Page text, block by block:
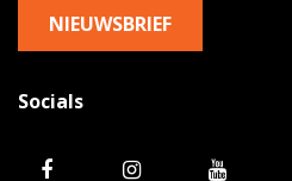
NIEUWSBRIEF
Socials